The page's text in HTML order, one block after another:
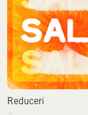
Reduceri